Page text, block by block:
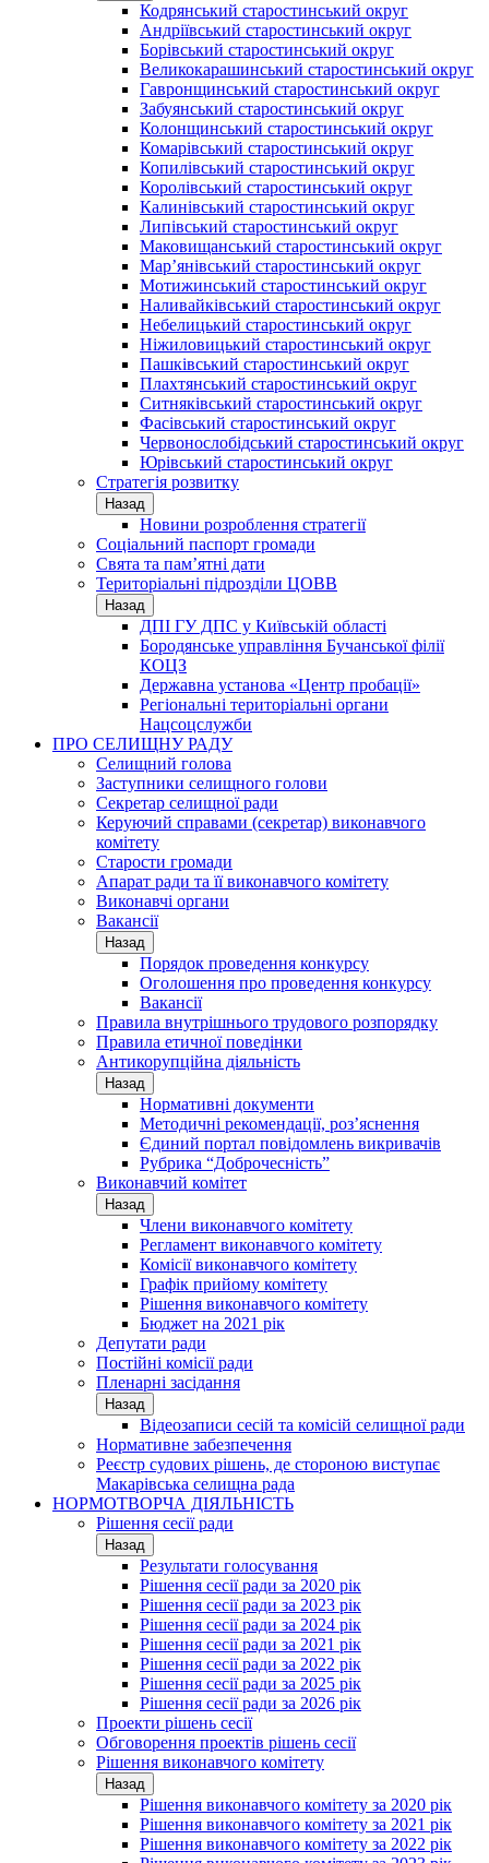
Кодрянський старостинський округ
Андріївський старостинський округ
Борівський старостинський округ
Великокарашинський старостинський округ
Гавронщинський старостинський округ
Забуянський старостинський округ
Колонщинський старостинський округ
Комарівський старостинський округ
Копилівський старостинський округ
Королівський старостинський округ
Калинівський старостинський округ
Липівський старостинський округ
Маковищанський старостинський округ
Мар’янівський старостинський округ
Мотижинський старостинський округ
Наливайківський старостинський округ
Небелицький старостинський округ
Ніжиловицький старостинський округ
Пашківський старостинський округ
Плахтянський старостинський округ
Ситняківський старостинський округ
Фасівський старостинський округ
Червонослобідський старостинський округ
Юрівський старостинський округ
Стратегія розвитку
Назад
Новини розроблення стратегії
Соціальний паспорт громади
Свята та пам’ятні дати
Територіальні підрозділи ЦОВВ
Назад
ДПІ ГУ ДПС у Київській області
Бородянське управління Бучанської філії
КОЦЗ
Державна установа «Центр пробації»
Регіональні територіальні органи
Нацсоцслужби
ПРО СЕЛИЩНУ РАДУ
Селищний голова
Заступники селищного голови
Секретар селищної ради
Керуючий справами (секретар) виконавчого
комітету
Старости громади
Апарат ради та її виконавчого комітету
Виконавчі органи
Вакансії
Назад
Порядок проведення конкурсу
Оголошення про проведення конкурсу
Вакансії
Правила внутрішнього трудового розпорядку
Правила етичної поведінки
Антикорупційна діяльність
Назад
Нормативні документи
Методичні рекомендації, роз’яснення
Єдиний портал повідомлень викривачів
Рубрика “Доброчесність”
Виконавчий комітет
Назад
Члени виконавчого комітету
Регламент виконавчого комітету
Комісії виконавчого комітету
Графік прийому комітету
Рішення виконавчого комітету
Бюджет на 2021 рік
Депутати ради
Постійні комісії ради
Пленарні засідання
Назад
Відеозаписи сесій та комісій селищної ради
Нормативне забезпечення
Реєстр судових рішень, де стороною виступає
Макарівська селищна рада
НОРМОТВОРЧА ДІЯЛЬНІСТЬ
Рішення сесії ради
Назад
Результати голосування
Рішення сесії ради за 2020 рік
Рішення сесії ради за 2023 рік
Рішення сесії ради за 2024 рік
Рішення сесії ради за 2021 рік
Рішення сесії ради за 2022 рік
Рішення сесії ради за 2025 рік
Рішення сесії ради за 2026 рік
Проекти рішень сесії
Обговорення проектів рішень сесії
Рішення виконавчого комітету
Назад
Рішення виконавчого комітету за 2020 рік
Рішення виконавчого комітету за 2021 рік
Рішення виконавчого комітету за 2022 рік